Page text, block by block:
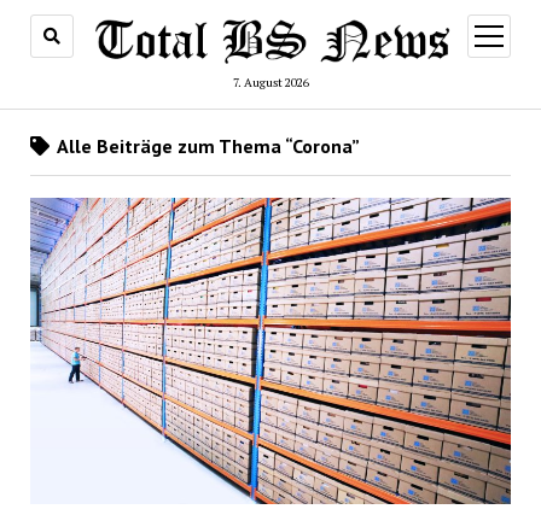
7. August 2026
Menü
öffnen
Alle Beiträge zum Thema “Corona”